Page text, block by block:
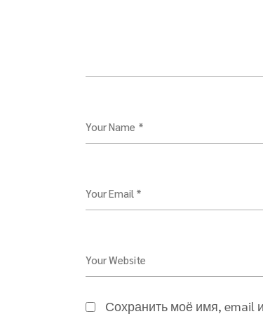
Your Name *
Your Email *
Your Website
Сохранить моё имя, email